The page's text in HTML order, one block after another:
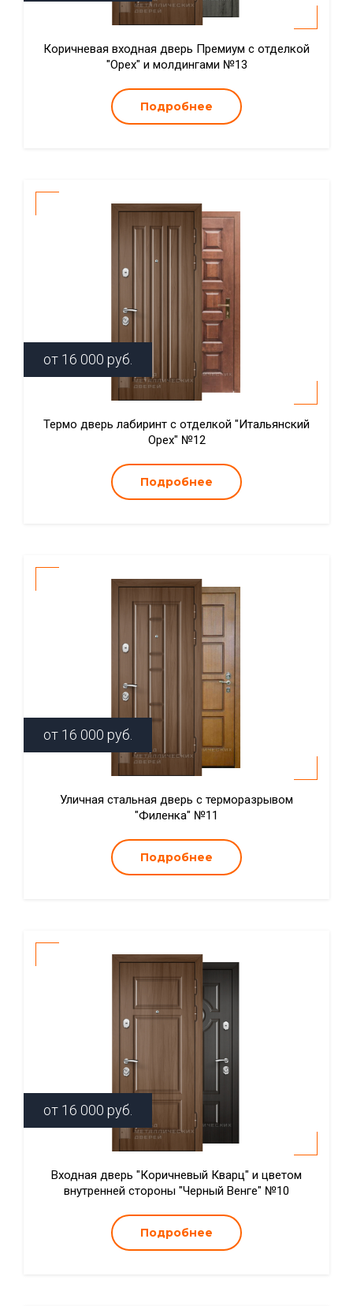
Коричневая входная дверь Премиум с отделкой
"Орех" и молдингами №13
Подробнее
от 16 000 руб.
Термо дверь лабиринт с отделкой "Итальянский
Орех" №12
Подробнее
от 16 000 руб.
Уличная стальная дверь с терморазрывом
"Филенка" №11
Подробнее
от 16 000 руб.
Входная дверь "Коричневый Кварц" и цветом
внутренней стороны "Черный Венге" №10
Подробнее